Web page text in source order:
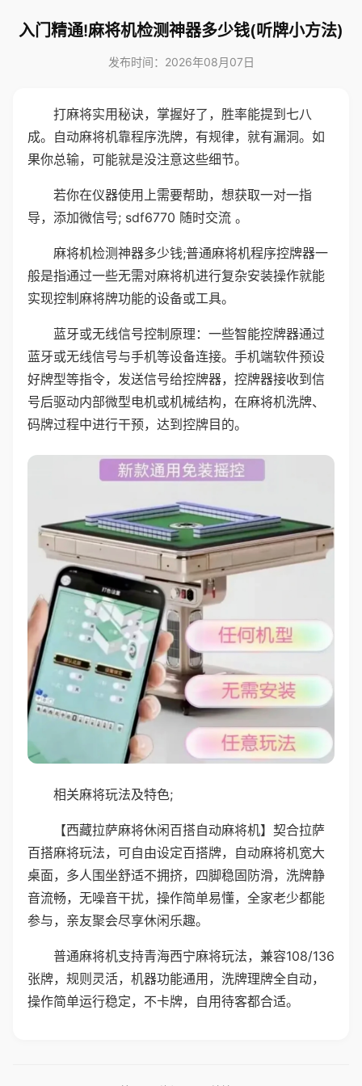
入门精通!麻将机检测神器多少钱(听牌小方法)
发布时间：2026年08月07日
打麻将实用秘诀，掌握好了，胜率能提到七八
成。自动麻将机靠程序洗牌，有规律，就有漏洞。如
果你总输，可能就是没注意这些细节。
若你在仪器使用上需要帮助，想获取一对一指
导，添加微信号; sdf6770 随时交流 。
麻将机检测神器多少钱;普通麻将机程序控牌器一
般是指通过一些无需对麻将机进行复杂安装操作就能
实现控制麻将牌功能的设备或工具。
蓝牙或无线信号控制原理：一些智能控牌器通过
蓝牙或无线信号与手机等设备连接。手机端软件预设
好牌型等指令，发送信号给控牌器，控牌器接收到信
号后驱动内部微型电机或机械结构，在麻将机洗牌、
码牌过程中进行干预，达到控牌目的。
相关麻将玩法及特色;
【西藏拉萨麻将休闲百搭自动麻将机】契合拉萨
百搭麻将玩法，可自由设定百搭牌，自动麻将机宽大
桌面，多人围坐舒适不拥挤，四脚稳固防滑，洗牌静
音流畅，无噪音干扰，操作简单易懂，全家老少都能
参与，亲友聚会尽享休闲乐趣。
普通麻将机支持青海西宁麻将玩法，兼容108/136
张牌，规则灵活，机器功能通用，洗牌理牌全自动，
操作简单运行稳定，不卡牌，自用待客都合适。